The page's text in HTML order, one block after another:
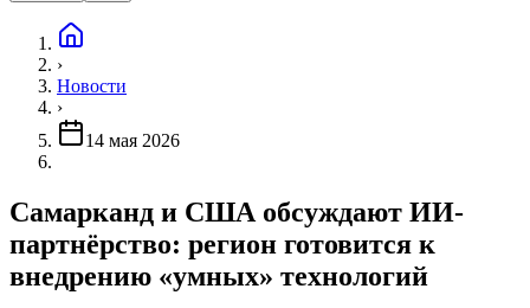
›
Новости
›
14 мая 2026
Самарканд и США обсуждают ИИ-
партнёрство: регион готовится к
внедрению «умных» технологий